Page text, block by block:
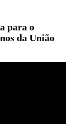
para o
da União